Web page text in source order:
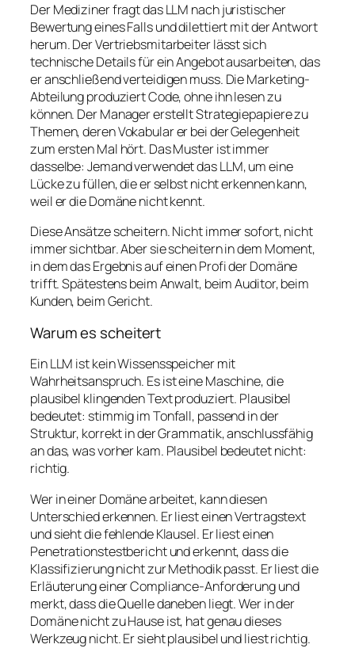
Der Mediziner fragt das LLM nach juristischer
Bewertung eines Falls und dilettiert mit der Antwort
herum. Der Vertriebsmitarbeiter lässt sich
technische Details für ein Angebot ausarbeiten, das
er anschließend verteidigen muss. Die Marketing-
Abteilung produziert Code, ohne ihn lesen zu
können. Der Manager erstellt Strategiepapiere zu
Themen, deren Vokabular er bei der Gelegenheit
zum ersten Mal hört. Das Muster ist immer
dasselbe: Jemand verwendet das LLM, um eine
Lücke zu füllen, die er selbst nicht erkennen kann,
weil er die Domäne nicht kennt.
Diese Ansätze scheitern. Nicht immer sofort, nicht
immer sichtbar. Aber sie scheitern in dem Moment,
in dem das Ergebnis auf einen Profi der Domäne
trifft. Spätestens beim Anwalt, beim Auditor, beim
Kunden, beim Gericht.
Warum es scheitert
Ein LLM ist kein Wissensspeicher mit
Wahrheitsanspruch. Es ist eine Maschine, die
plausibel klingenden Text produziert. Plausibel
bedeutet: stimmig im Tonfall, passend in der
Struktur, korrekt in der Grammatik, anschlussfähig
an das, was vorher kam. Plausibel bedeutet nicht:
richtig.
Wer in einer Domäne arbeitet, kann diesen
Unterschied erkennen. Er liest einen Vertragstext
und sieht die fehlende Klausel. Er liest einen
Penetrationstestbericht und erkennt, dass die
Klassifizierung nicht zur Methodik passt. Er liest die
Erläuterung einer Compliance-Anforderung und
merkt, dass die Quelle daneben liegt. Wer in der
Domäne nicht zu Hause ist, hat genau dieses
Werkzeug nicht. Er sieht plausibel und liest richtig.